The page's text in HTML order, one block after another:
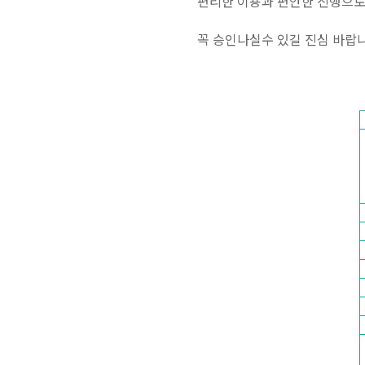
꼭 승인나실수 있길 진심 바랍